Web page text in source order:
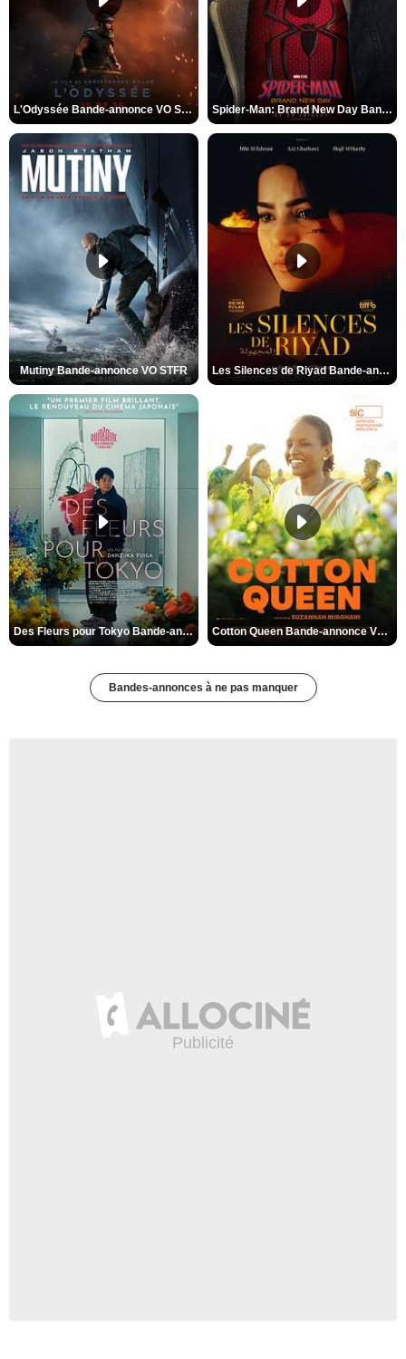
L'Odyssée Bande-annonce VO STFR Spider-Man: Brand New Day Bande-annonce VO STFR
Mutiny Bande-annonce VO STFR Les Silences de Riyad Bande-annonce VO STFR
Des Fleurs pour Tokyo Bande-annonce VO STFR Cotton Queen Bande-annonce VO STFR
Bandes-annonces à ne pas manquer